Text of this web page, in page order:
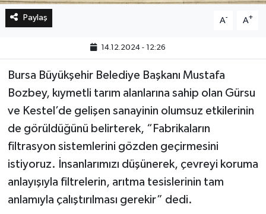
Paylaş A- A+
14.12.2024 - 12:26
Bursa Büyükşehir Belediye Başkanı Mustafa
Bozbey, kıymetli tarım alanlarına sahip olan Gürsu
ve Kestel’de gelişen sanayinin olumsuz etkilerinin
de görüldüğünü belirterek, “Fabrikaların
filtrasyon sistemlerini gözden geçirmesini
istiyoruz. İnsanlarımızı düşünerek, çevreyi koruma
anlayışıyla filtrelerin, arıtma tesislerinin tam
anlamıyla çalıştırılması gerekir” dedi.